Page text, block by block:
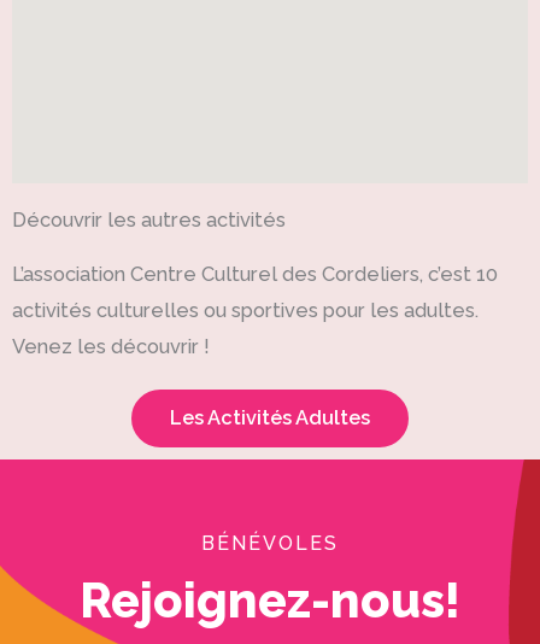
Découvrir les autres activités
L’association Centre Culturel des Cordeliers, c’est 10
activités culturelles ou sportives pour les adultes.
Venez les découvrir !
Les Activités Adultes
BÉNÉVOLES
Rejoignez-nous!